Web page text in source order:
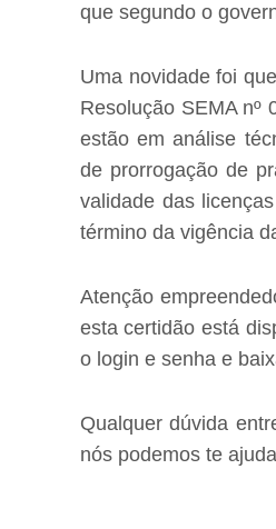
que segundo o
Uma novidade foi
Resolução SEMA nº
estão em análise
de prorrogação de
validade das
término da vigência
Atenção
esta certidão está
o login e senha e
Qualquer dúvida
nós podemos te